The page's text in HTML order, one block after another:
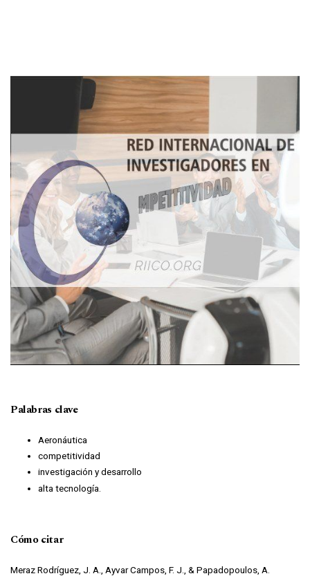
Imagen de portada
Palabras clave
Aeronáutica
competitividad
investigación y desarrollo
alta tecnología.
Cómo citar
Meraz Rodríguez, J. A., Ayvar Campos, F. J., & Papadopoulos, A.